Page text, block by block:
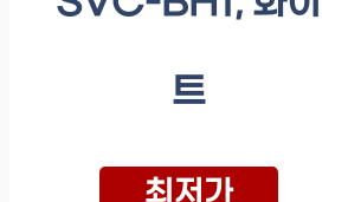
트
최저가